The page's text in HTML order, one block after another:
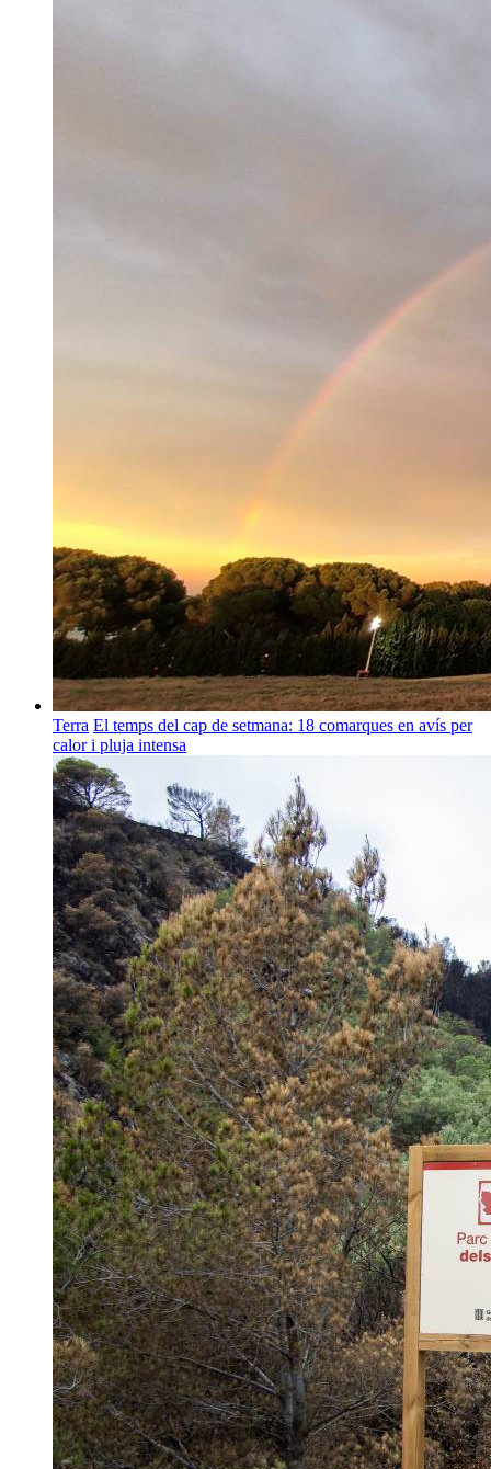
Terra El temps del cap de setmana: 18 comarques en avís per
calor i pluja intensa